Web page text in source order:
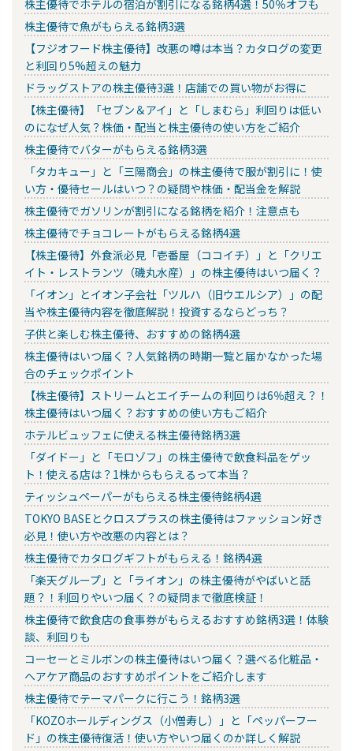
株主優待でホテルの宿泊が割引になる銘柄4選！50％オフも
株主優待で魚がもらえる銘柄3選
【フジオフード株主優待】改悪の噂は本当？カタログの変更
と利回り5%超えの魅力
ドラッグストアの株主優待3選！店舗での買い物がお得に
【株主優待】「セブン＆アイ」と「しまむら」利回りは低い
のになぜ人気？株価・配当と株主優待の使い方をご紹介
株主優待でバターがもらえる銘柄3選
「タカキュー」と「三陽商会」の株主優待で服が割引に！使
い方・優待セールはいつ？の疑問や株価・配当金を解説
株主優待でガソリンが割引になる銘柄を紹介！注意点も
株主優待でチョコレートがもらえる銘柄4選
【株主優待】外食派必見「壱番屋（ココイチ）」と「クリエ
イト・レストランツ（磯丸水産）」の株主優待はいつ届く？
「イオン」とイオン子会社「ツルハ（旧ウエルシア）」の配
当や株主優待内容を徹底解説！投資するならどっち？
子供と楽しむ株主優待、おすすめの銘柄4選
株主優待はいつ届く？人気銘柄の時期一覧と届かなかった場
合のチェックポイント
【株主優待】ストリームとエイチームの利回りは6％超え？！
株主優待はいつ届く？おすすめの使い方もご紹介
ホテルビュッフェに使える株主優待銘柄3選
「ダイドー」と「モロゾフ」の株主優待で飲食料品をゲッ
ト！使える店は？1株からもらえるって本当？
ティッシュペーパーがもらえる株主優待銘柄4選
TOKYO BASEとクロスプラスの株主優待はファッション好き
必見！使い方や改悪の内容とは？
株主優待でカタログギフトがもらえる！銘柄4選
「楽天グループ」と「ライオン」の株主優待がやばいと話
題？！利回りやいつ届く？の疑問まで徹底検証！
株主優待で飲食店の食事券がもらえるおすすめ銘柄3選！体験
談、利回りも
コーセーとミルボンの株主優待はいつ届く？選べる化粧品・
ヘアケア商品のおすすめポイントをご紹介します
株主優待でテーマパークに行こう！銘柄3選
「KOZOホールディングス（小僧寿し）」と「ペッパーフー
ド」の株主優待復活！使い方やいつ届くのか詳しく解説